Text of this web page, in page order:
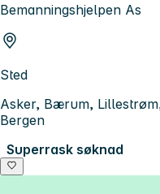
Bemanningshjelpen As
Sted
Asker, Bærum,
Bergen
Superrask søknad